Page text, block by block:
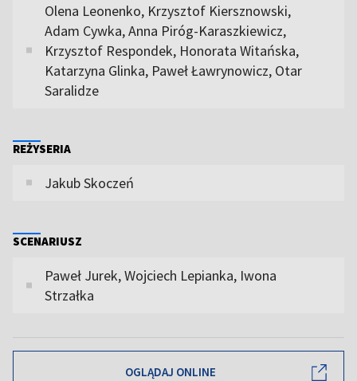
Olena Leonenko, Krzysztof Kiersznowski,
Adam Cywka, Anna Piróg-Karaszkiewicz,
Krzysztof Respondek, Honorata Witańska,
Katarzyna Glinka, Paweł Ławrynowicz, Otar
Saralidze
REŻYSERIA
Jakub Skoczeń
SCENARIUSZ
Paweł Jurek, Wojciech Lepianka, Iwona
Strzałka
OGLĄDAJ ONLINE